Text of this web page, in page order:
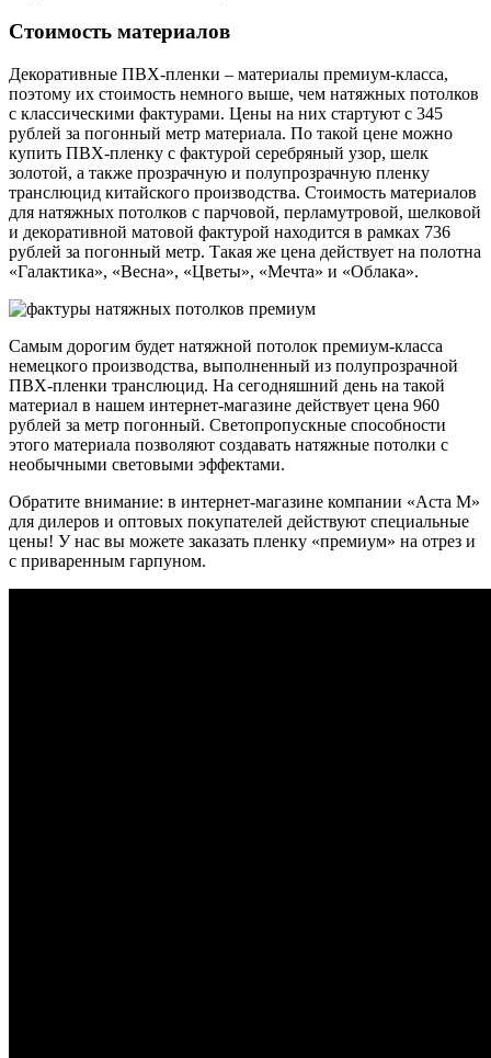
Стоимость материалов
Декоративные ПВХ-пленки – материалы премиум-класса,
поэтому их стоимость немного выше, чем натяжных потолков
с классическими фактурами. Цены на них стартуют с 345
рублей за погонный метр материала. По такой цене можно
купить ПВХ-пленку с фактурой серебряный узор, шелк
золотой, а также прозрачную и полупрозрачную пленку
транслюцид китайского производства. Стоимость материалов
для натяжных потолков с парчовой, перламутровой, шелковой
и декоративной матовой фактурой находится в рамках 736
рублей за погонный метр. Такая же цена действует на полотна
«Галактика», «Весна», «Цветы», «Мечта» и «Облака».
Самым дорогим будет натяжной потолок премиум-класса
немецкого производства, выполненный из полупрозрачной
ПВХ-пленки транслюцид. На сегодняшний день на такой
материал в нашем интернет-магазине действует цена 960
рублей за метр погонный. Светопропускные способности
этого материала позволяют создавать натяжные потолки с
необычными световыми эффектами.
Обратите внимание: в интернет-магазине компании «Аста М»
для дилеров и оптовых покупателей действуют специальные
цены! У нас вы можете заказать пленку «премиум» на отрез и
с приваренным гарпуном.